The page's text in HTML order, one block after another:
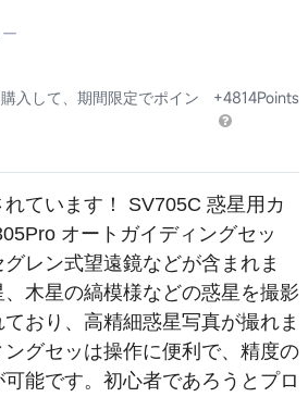
入して、期間限定でポイン
+4814Points
ています！ SV705C 惑星用カ
オートガイディングセッ
グレン式望遠鏡などが含まれま
木星の縞模様などの惑星を撮影
おり、高精細惑星写真が撮れま
グセッは操作に便利で、精度の
能です。初心者であろうとプロ